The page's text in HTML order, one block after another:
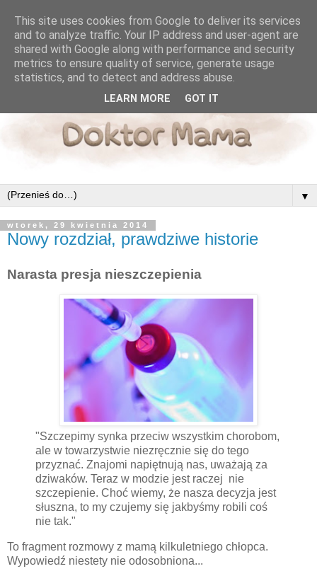
▼
wtorek, 29 kwietnia 2014
Nowy rozdział, prawdziwe historie
Narasta presja nieszczepienia
"Szczepimy synka przeciw wszystkim chorobom,
ale w towarzystwie niezręcznie się do tego
przyznać. Znajomi napiętnują nas, uważają za
dziwaków. Teraz w modzie jest raczej nie
szczepienie. Choć wiemy, że nasza decyzja jest
słuszna, to my czujemy się jakbyśmy robili coś
nie tak."
To fragment rozmowy z mamą kilkuletniego chłopca.
Wypowiedź niestety nie odosobniona...
This site uses cookies from Google to deliver its services
and to analyze traffic. Your IP address and user-agent are
shared with Google along with performance and security
metrics to ensure quality of service, generate usage
statistics, and to detect and address abuse.
LEARN MORE GOT IT